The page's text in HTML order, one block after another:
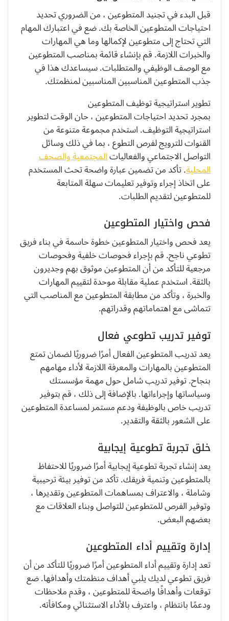
قبل البدء في تجنيد المتطوعين ، من الضروري تحديد
احتياجات المتطوعين الخاصة بك. ضع في اعتبارك المهام
التي تحتاج إلى متطوعين لإكمالها وما هي المهارات
والخبرات اللازمة. قم بإنشاء قائمة بمناصب المتطوعين
مع الوصف الوظيفي والمتطلبات. سيساعدك هذا في
جذب المتطوعين المناسبين المناسبين لمنظمتك.
تطوير استراتيجية توظيف المتطوعين
بمجرد تحديد احتياجات المتطوعين ، حان الوقت لتطوير
استراتيجية التوظيف. استخدم مجموعة متنوعة من
القنوات للترويج لفرص التطوع ، بما في ذلك وسائل
التواصل الاجتماعي والفعالياتالمجتمعية والصحف
المحلية. تأكد من تضمين عبارة واضحة تحث المستخدم
على اتخاذ إجراء وتوفير تعليمات سهلة المتابعة
للمتطوعين لتقديم الطلبات.
فحص واختيار المتطوعين
يعد فحص واختيار المتطوعين خطوة حاسمة في بناء فريق
تطوعي ناجح. قم بإجراء فحوصات خلفية وفحوصات
مرجعية للتأكد من أن المتطوعين موثوق بهم وجديرون
بالثقة. استخدم عملية مقابلة موحدة لتقييم المهارات
والخبرة ، وتأكد من مطابقة المتطوعين مع المناصب التي
تتماشى مع اهتماماتهم وقدراتهم.
توفير تدريب تطوعي فعال
يعد تدريب المتطوعين الفعال أمرًا ضروريًا لضمان تمتع
المتطوعين بالمهارات والمعرفة اللازمة لأداء مهامهم
بنجاح. توفير تدريب شامل حول مهمة مؤسستك
وسياساتها وإجراءاتها. بالإضافة إلى ذلك ، قم بتوفير
تدريب خاص بالوظيفة ودعم مستمر لمساعدة المتطوعين
على الشعور بالثقة والتقدير.
خلق تجربة تطوعية إيجابية
يعد إنشاء تجربة تطوعية إيجابية أمرًا ضروريًا للاحتفاظ
بالمتطوعين وتنمية فريقك. تأكد من توفير بيئة ترحيبية
وشاملة ، والاعتراف بمساهمات المتطوعين وتقديرها ،
وتوفير الفرص للمتطوعين للتواصل وبناء العلاقات مع
بعضهم البعض.
إدارة وتقييم أداء المتطوعين
تعد إدارة وتقييم أداء المتطوعين أمرًا ضروريًا للتأكد من أن
فريق تطوعي لديك يلبي أهداف منظمتك وأهدافها. ضع
توقعات وأهدافًا واضحة للمتطوعين ، وقدم ملاحظات
ودعمًا بانتظام ، واعترف بالأداء الاستثنائي ومكافأته.